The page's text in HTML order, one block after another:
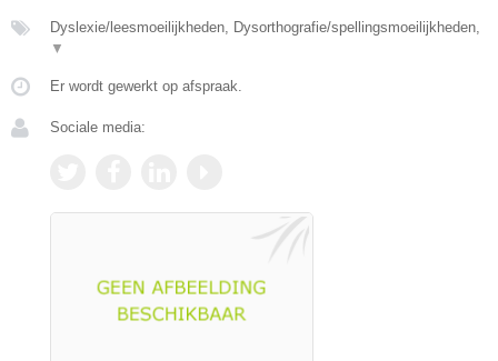
Dyslexie/leesmoeilijkheden, Dysorthografie/spellingsmoeilijkheden,
▼
Er wordt gewerkt op afspraak.
Sociale media: